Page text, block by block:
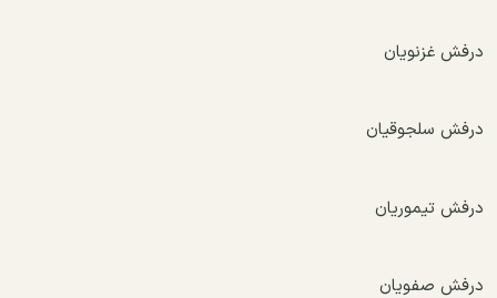
درفش غزنویان
درفش سلجوقیان
درفش تیموریان
درفش صفویان